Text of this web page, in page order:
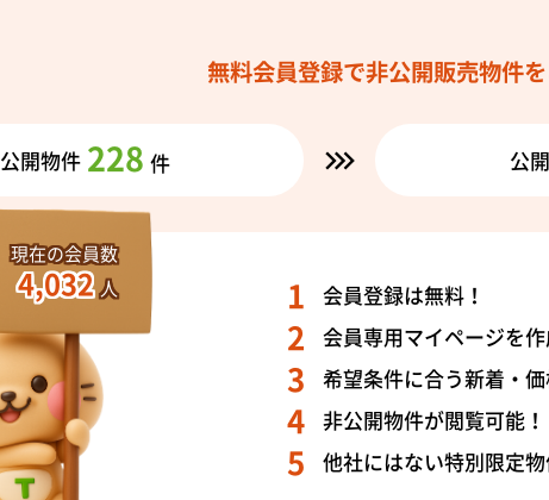
無料会員登録で非公開販売物件を
公開物件 228 件 公
現在の会員数
4,032 人
会員登録は無料！
会員専用マイページを作
希望条件に合う新着・
非公開物件が閲覧可能！
他社にはない特別限定